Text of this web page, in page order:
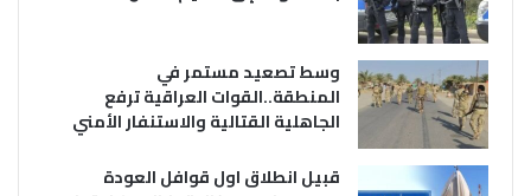
وسط تصعيد مستمر في
المنطقة..القوات العراقية ترفع
الجاهلية القتالية والاستنفار الأمني
قبيل انطلاق اول قوافل العودة